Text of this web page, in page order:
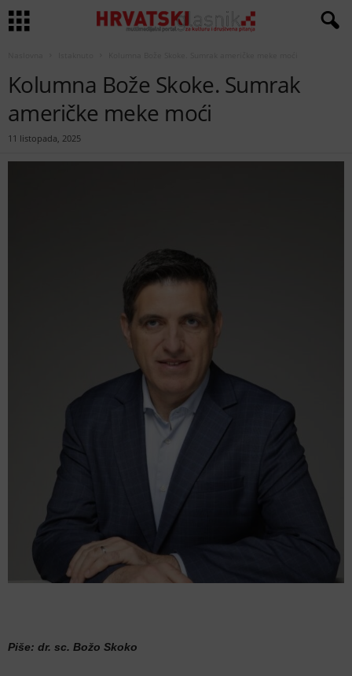
Kolumna Bože Skoke. Sumrak
američke meke moći
11 listopada, 2025
Piše: dr. sc. Božo Skoko